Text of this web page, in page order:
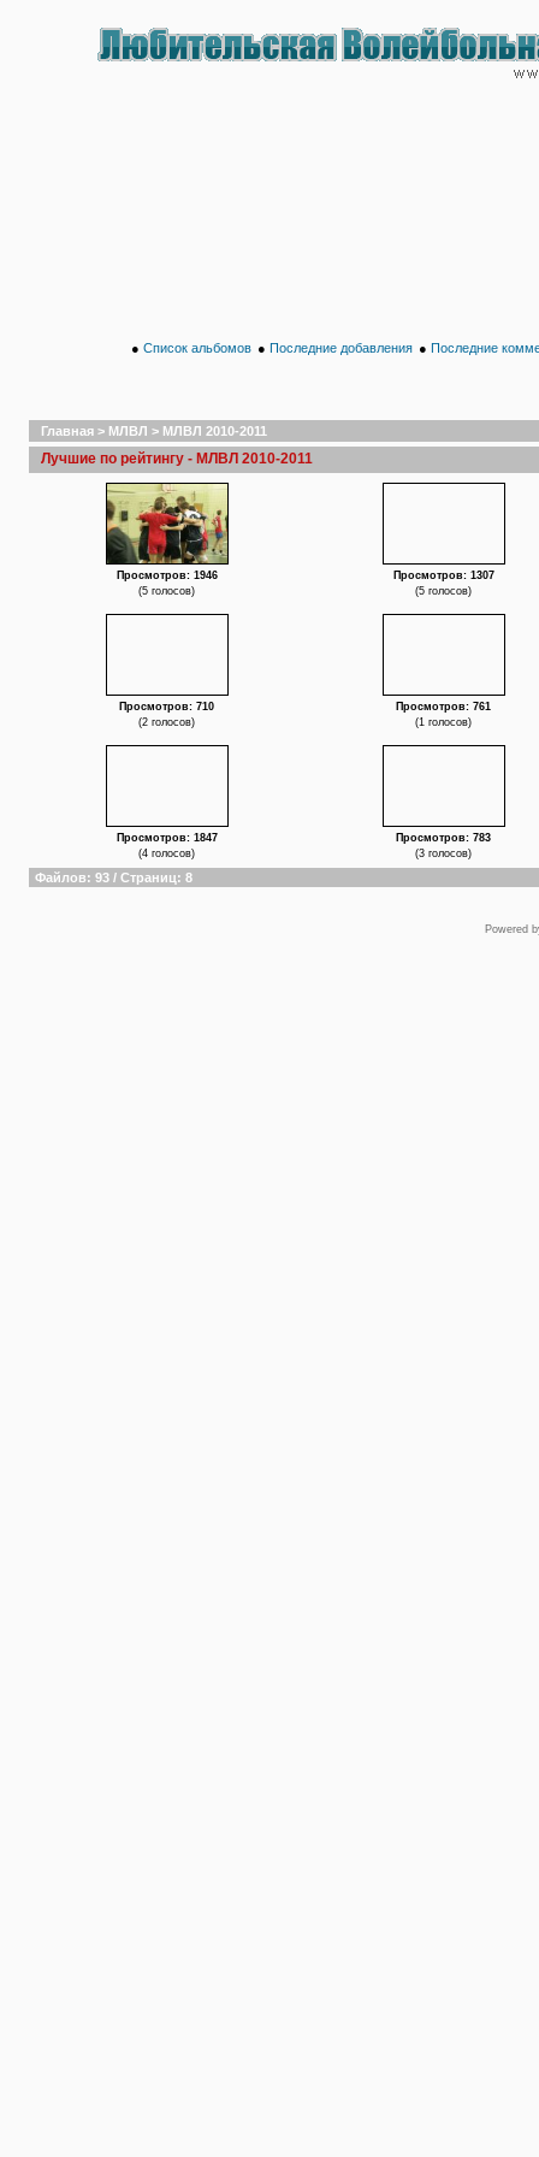
● Список альбомов ● Последние добавления ● Последние
Главная > МЛВЛ > МЛВЛ 2010-2011
Лучшие по рейтингу - МЛВЛ 2010-2011
Просмотров: 1946
(5 голосов)
Просмотров: 1307
(5 голосов)
Просмотров: 710
(2 голосов)
Просмотров: 761
(1 голосов)
Просмотров: 1847
(4 голосов)
Просмотров: 783
(3 голосов)
Файлов: 93 / Страниц: 8
Powered